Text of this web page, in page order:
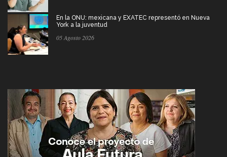
En la ONU: mexicana y EXATEC representó en Nueva
York a la juventud
05 Agosto 2026